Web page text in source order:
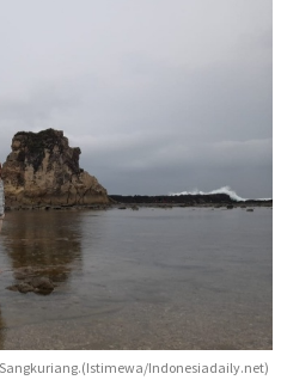
Indonesiadaily.net)